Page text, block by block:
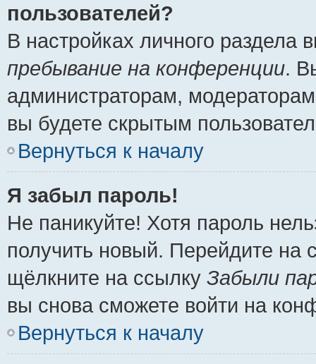
пользователей?
В настройках личного
пребывание на конференции.
администраторам,
вы будете скрытым
Вернуться к началу
Я забыл пароль!
Не паникуйте! Хотя пароль
получить новый. Перейдите на
щёлкните на ссылку Забыли
вы снова сможете войти на
Вернуться к началу